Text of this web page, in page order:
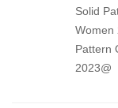
Solid
Women
Pattern
2023@